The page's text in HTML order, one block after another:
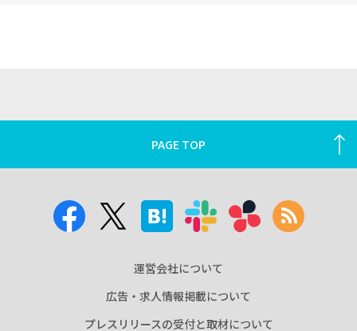
PAGE TOP
運営会社について
広告・求人情報掲載について
プレスリリースの受付と取材について